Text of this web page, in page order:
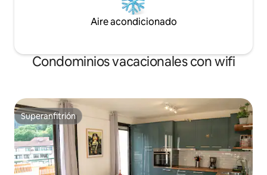
Aire acondicionado
Condominios vacacionales con wifi
Superanfitrión
Superanfitrión